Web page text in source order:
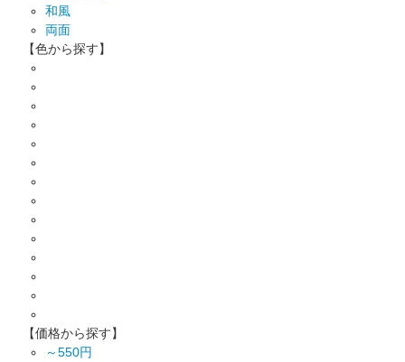
和風
両面
【色から探す】
【価格から探す】
～550円